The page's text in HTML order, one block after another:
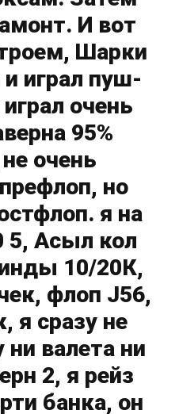
И вот
Шарки
играл пуш-
очень
95%
очень
но
я на
5, Асыл кол
10/20К,
флоп J56,
я сразу не
ни валета ни
2, я рейз
банка, он